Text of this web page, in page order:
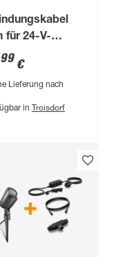
für 24-V-
Lichtsystem
99 €
Lieferung nach
in Troisdorf